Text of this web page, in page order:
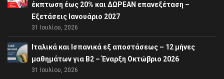
έκπτωση έως 20% και ΔΩΡΕΑΝ επανεξέταση –
Εξετάσεις Ιανουάριο 2027
31 Ιουλίου, 2026
Ιταλικά και Ισπανικά εξ αποστάσεως – 12 μήνες
μαθημάτων για B2 – Έναρξη Οκτώβριο 2026
31 Ιουλίου, 2026